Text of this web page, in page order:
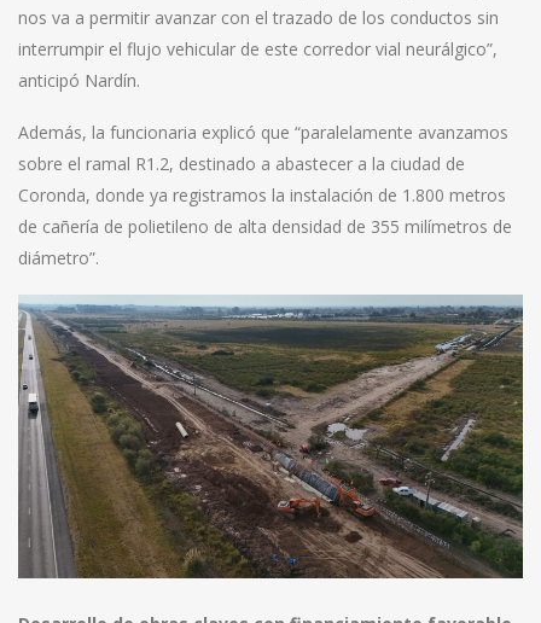
nos va a permitir avanzar con el trazado de los conductos sin
interrumpir el flujo vehicular de este corredor vial neurálgico”,
anticipó Nardín.
Además, la funcionaria explicó que “paralelamente avanzamos
sobre el ramal R1.2, destinado a abastecer a la ciudad de
Coronda, donde ya registramos la instalación de 1.800 metros
de cañería de polietileno de alta densidad de 355 milímetros de
diámetro”.